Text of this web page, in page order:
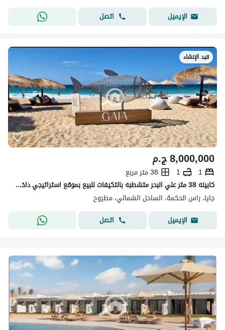
الإيميل
اتصل
قيد الإنشاء
ج.م8,000,000
1
1
38 متر مربع
كابينه 38 متر علي البحر متشطبه بالتكيفات للبيع بموقع استراتيجي داخل جايا الساحل الشمالي راس الحكمه
جايا، راس الحكمة، الساحل الشمالي، مطروح
الإيميل
اتصل